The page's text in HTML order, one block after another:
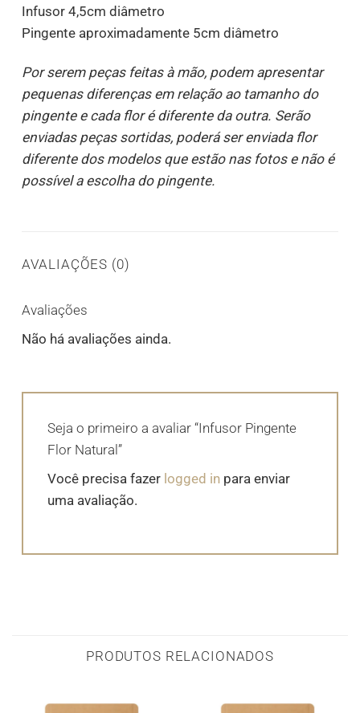
Infusor 4,5cm diâmetro
Pingente aproximadamente 5cm diâmetro
Por serem peças feitas à mão, podem apresentar
pequenas diferenças em relação ao tamanho do
pingente e cada flor é diferente da outra. Serão
enviadas peças sortidas, poderá ser enviada flor
diferente dos modelos que estão nas fotos e não é
possível a escolha do pingente.
AVALIAÇÕES (0)
Avaliações
Não há avaliações ainda.
Seja o primeiro a avaliar “Infusor Pingente
Flor Natural”
Você precisa fazer logged in para enviar
uma avaliação.
PRODUTOS RELACIONADOS